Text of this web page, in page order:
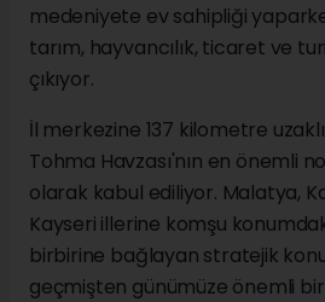
medeniyete ev sahipliği
tarım, hayvancılık, ticaret ve
çıkıyor.
İl merkezine 137 kilometre
Tohma Havzası'nın en önemli
olarak kabul ediliyor. Malatya,
Kayseri illerine komşu
birbirine bağlayan stratejik
geçmişten günümüze önemli